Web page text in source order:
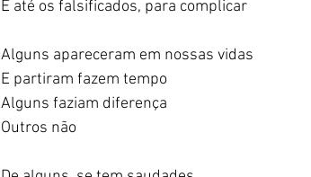
E até os falsificados, para complicar
Alguns apareceram em nossas vidas
E partiram fazem tempo
Alguns faziam diferença
Outros não